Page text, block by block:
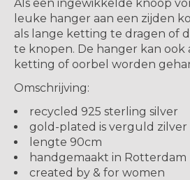
Als een ingewikkelde knoop
leuke hanger aan een zijden
als lange ketting te dragen of
te knopen. De hanger kan ook
ketting of oorbel worden
Omschrijving:
recycled 925 sterling silver
gold-plated is verguld zilver
lengte 90cm
handgemaakt in Rotterdam
created by & for women